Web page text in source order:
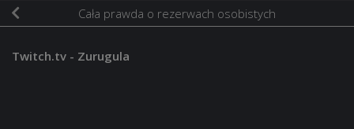
Cała prawda o rezerwach osobistych
Twitch.tv - Zurugula